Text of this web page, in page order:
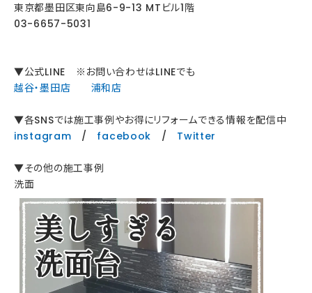
東京都墨田区東向島6-9-13 MTビル1階
03-6657-5031
▼公式LINE ※お問い合わせはLINEでも
越谷・墨田店
浦和店
▼各SNSでは施工事例やお得にリフォームできる情報を配信中
instagram / facebook / Twitter
▼その他の施工事例
洗面